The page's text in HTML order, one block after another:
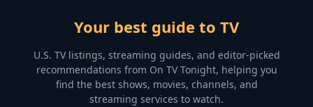
Your best guide to TV
U.S. TV listings, streaming guides, and editor-picked
recommendations from On TV Tonight, helping you
find the best shows, movies, channels, and
streaming services to watch.